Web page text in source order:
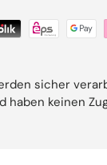
sicher
haben keinen